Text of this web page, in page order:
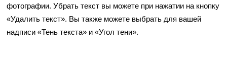
фотографии. Убрать текст вы можете при нажатии на кнопку
«Удалить текст». Вы также можете выбрать для вашей
надписи «Тень текста» и «Угол тени».